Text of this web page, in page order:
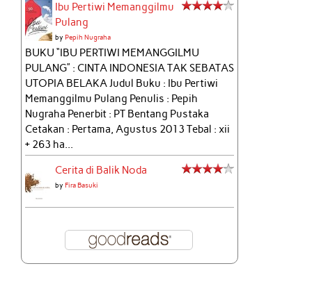
Ibu Pertiwi Memanggilmu
Pulang
byPepih Nugraha
BUKU “IBU PERTIWI MEMANGGILMU
PULANG” : CINTA INDONESIA TAK SEBATAS
UTOPIA BELAKA Judul Buku : Ibu Pertiwi
Memanggilmu Pulang Penulis : Pepih
Nugraha Penerbit : PT Bentang Pustaka
Cetakan : Pertama, Agustus 2013 Tebal : xii
+ 263 ha...
Cerita di Balik Noda
byFira Basuki